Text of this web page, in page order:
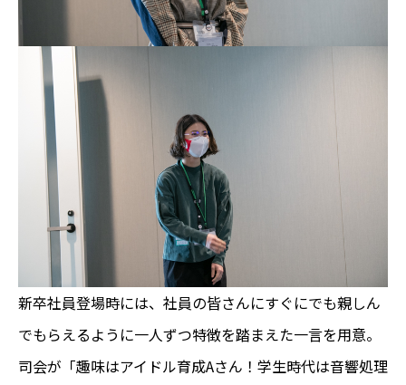
新卒社員登場時には、社員の皆さんにすぐにでも親しん
でもらえるように一人ずつ特徴を踏まえた一言を用意。
司会が「趣味はアイドル育成Aさん！学生時代は音響処理